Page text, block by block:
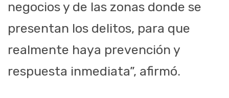
negocios y de las zonas donde se
presentan los delitos, para que
realmente haya prevención y
respuesta inmediata”, afirmó.